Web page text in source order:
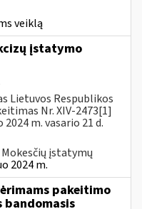
veiklą
įstatymo
Lietuvos Respublikos
Nr. XIV-2473[1]
m. vasario 21 d.
Mokesčių įstatymų
2024 m.
pakeitimo